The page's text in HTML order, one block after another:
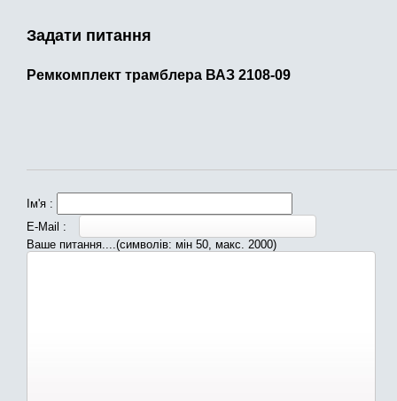
Задати питання
Ремкомплект трамблера ВАЗ 2108-09
Ім'я :
E-Mail :
Ваше питання....(символів: мін 50, макс. 2000)